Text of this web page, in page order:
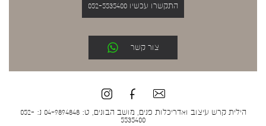
התקשרו עכשיו 052-5535400
צור קשר
הילית קרש עיצוב ואדריכלות פנים, מושב הבונים, ט: 04-9894848 נ: 052-
5535400